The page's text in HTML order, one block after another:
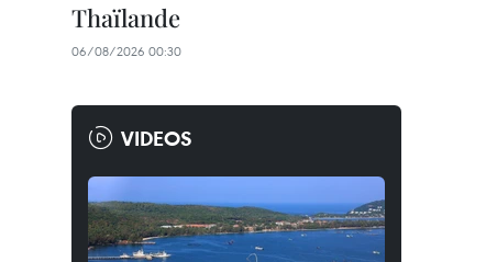
Thaïlande
06/08/2026 00:30
VIDEOS